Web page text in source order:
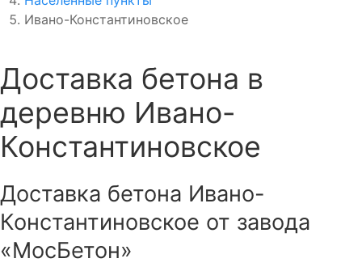
Ивано-Константиновское
Доставка бетона в
деревню Ивано-
Константиновское
Доставка бетона Ивано-
Константиновское от завода
«МосБетон»